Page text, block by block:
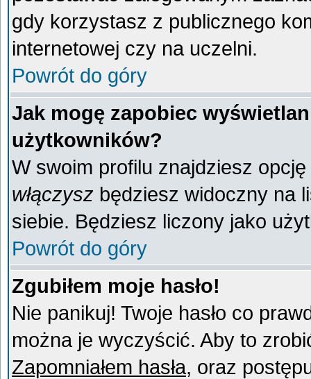
gdy korzystasz z publicznego
internetowej czy na uczelni.
Powrót do góry
Jak mogę zapobiec
użytkowników?
W swoim profilu znajdziesz opcję
włączysz będziesz widoczny na
siebie. Będziesz liczony jako
Powrót do góry
Zgubiłem moje hasło!
Nie panikuj! Twoje hasło co
można je wyczyścić. Aby to
Zapomniałem hasła, oraz